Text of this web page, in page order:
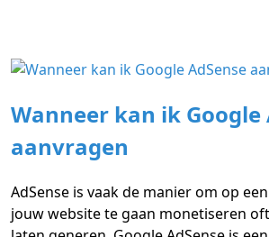
Wanneer kan ik Google
aanvragen
AdSense is vaak de manier om op
jouw website te gaan monetiseren